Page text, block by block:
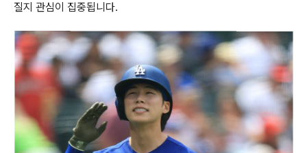
질지 관심이 집중됩니다.